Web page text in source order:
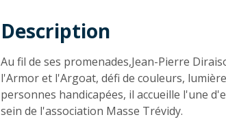
Description
Description
Au fil de ses promenades,Jean-Pierre
l'Armor et l'Argoat, défi de couleurs,
personnes handicapées, il accueille l'une
sein de l'association Masse Trévidy.